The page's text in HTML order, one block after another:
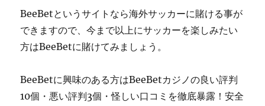
BeeBetというサイトなら海外サッカーに賭ける事が
できますので、今まで以上にサッカーを楽しみたい
方はBeeBetに賭けてみましょう。
BeeBetに興味のある方はBeeBetカジノの良い評判
10個・悪い評判3個・怪しい口コミを徹底暴露！安全